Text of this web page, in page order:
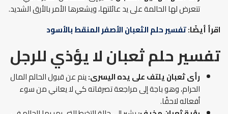
تتعرض لها الحالمة على يد عائلتها، ويشعرها الأمر بالأرق الشديد.
اقرأ أيضًا:تفسير حلم الثعبان الأصفر المنقط بالأسود
تفسير حلم ثعبان لا يؤذيللرجل
رأى ثعبان يلتف على يده اليسرى:ينم عن قبول الحالم المال
الحرام، وهو باجة إلى مراجعة تصرفاته كي لا يعاني من سوء
أفعاله لاحقًا.